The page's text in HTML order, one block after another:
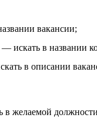
вакансии;
искать в названии
в описании
желаемой